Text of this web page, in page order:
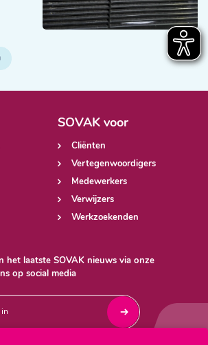
het laatste SOVAK nieuws via onze
op social media
SOVAK voor
Cliënten
Vertegenwoordigers
Medewerkers
Verwijzers
Werkzoekenden